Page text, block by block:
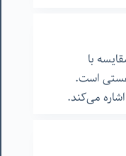
با
است.
می‌کند.